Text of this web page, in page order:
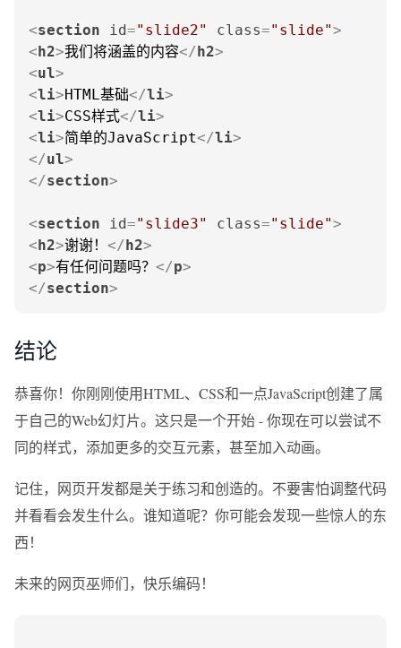
<section id="slide2" class="slide">
<h2>我们将涵盖的内容</h2>
<ul>
<li>HTML基础</li>
<li>CSS样式</li>
<li>简单的JavaScript</li>
</ul>
</section>
<section id="slide3" class="slide">
<h2>谢谢！ </h2>
<p>有任何问题吗？ </p>
</section>
结论
恭喜你！你刚刚使用HTML、CSS和一点JavaScript创建了属
于自己的Web幻灯片。这只是一个开始 - 你现在可以尝试不
同的样式，添加更多的交互元素，甚至加入动画。
记住，网页开发都是关于练习和创造的。不要害怕调整代码
并看看会发生什么。谁知道呢？你可能会发现一些惊人的东
西！
未来的网页巫师们，快乐编码！